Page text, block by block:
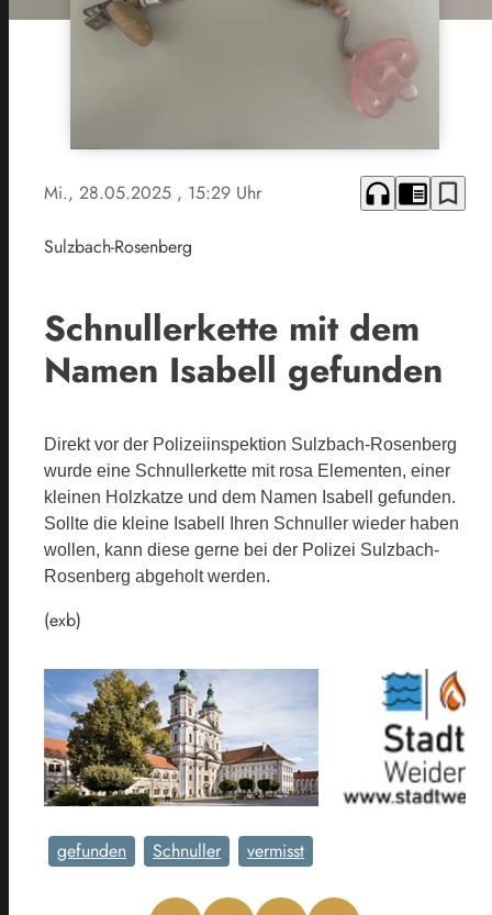
Mi., 28.05.2025 , 15:29 Uhr headphones chrome_reader_mode bookmark_border
Sulzbach-Rosenberg
Schnullerkette mit dem
Namen Isabell gefunden
Direkt vor der Polizeiinspektion Sulzbach-Rosenberg
wurde eine Schnullerkette mit rosa Elementen, einer
kleinen Holzkatze und dem Namen Isabell gefunden.
Sollte die kleine Isabell Ihren Schnuller wieder haben
wollen, kann diese gerne bei der Polizei Sulzbach-
Rosenberg abgeholt werden.
(exb)
gefunden Schnuller vermisst